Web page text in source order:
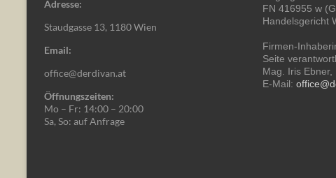
Adresse:
Staudgasse 13, 1180 Wien
Email:
office@derdivan.at
Öffnungszeiten:
Mo – Fr: 14:00 – 20:00
Sa, So: auf Anfrage
FN 416955 w
Handelsgericht
Firmen-
Seite
Mag. Iris
E-Mail: